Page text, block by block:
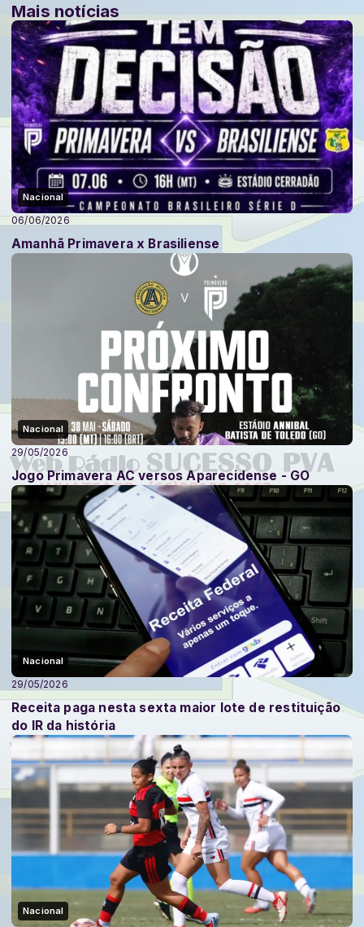
Mais notícias
Nacional
06/06/2026
Amanhã Primavera x Brasiliense
Nacional
29/05/2026
Jogo Primavera AC versos Aparecidense - GO
Nacional
29/05/2026
Receita paga nesta sexta maior lote de restituição
do IR da história
Nacional